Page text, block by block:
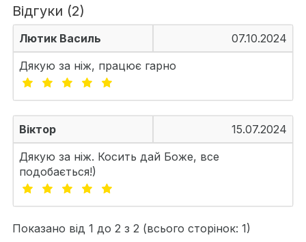
Відгуки (2)
Лютик Василь
07.10.2024
Дякую за ніж, працює гарно
Віктор
15.07.2024
Дякую за ніж. Косить дай Боже, все
подобається!)
Показано від 1 до 2 з 2 (всього сторінок: 1)